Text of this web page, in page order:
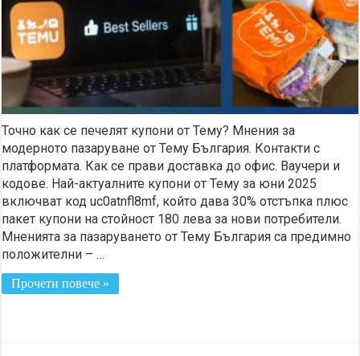
Точно как се печелят купони от Тему? Мнения за
модерното пазаруване от Тему България. Контакти с
платформата. Как се прави доставка до офис. Ваучери и
кодове. Най-актуалните купони от Тему за юни 2025
включват код uc0atnfl8mf, който дава 30% отстъпка плюс
пакет купони на стойност 180 лева за нови потребители.
Мненията за пазаруването от Тему България са предимно
положителни – …
Прочети повече »